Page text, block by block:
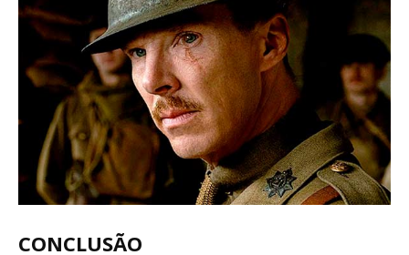
CONCLUSÃO